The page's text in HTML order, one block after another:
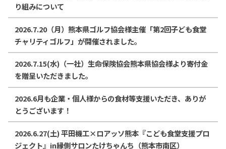
り組みについて
2026.7.20（月）熊本県ゴルフ協会様主催「第2回子ども食堂
チャリティゴルフ」が開催されました。
2026.7.15(水)（一社）生命保険協会熊本県協会様より寄付金
を贈呈いただきました。
2026.6月も企業・個人様からの食材等支援いただき、ありが
とうございます！
2026.6.27(土) 平田機工×ロアッソ熊本『こども食堂支援プロ
ジェクト』in縁側サロンたけちゃんち（熊本市南区）